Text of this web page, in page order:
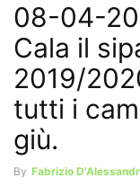
Nazionali e Internazionali
08-04-
Cala il
2019/
tutti i
giù.
By Fabrizio